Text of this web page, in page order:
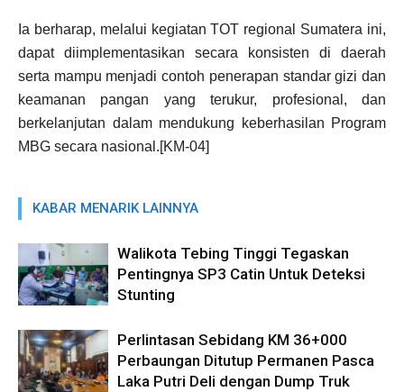
Ia berharap, melalui kegiatan TOT regional Sumatera ini,
dapat diimplementasikan secara konsisten di daerah
serta mampu menjadi contoh penerapan standar gizi dan
keamanan pangan yang terukur, profesional, dan
berkelanjutan dalam mendukung keberhasilan Program
MBG secara nasional.[KM-04]
KABAR MENARIK LAINNYA
Walikota Tebing Tinggi Tegaskan
Pentingnya SP3 Catin Untuk Deteksi
Stunting
Perlintasan Sebidang KM 36+000
Perbaungan Ditutup Permanen Pasca
Laka Putri Deli dengan Dump Truk